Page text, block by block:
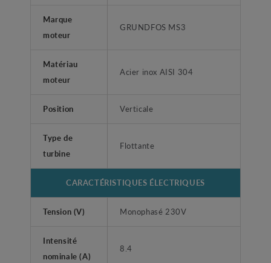
Marque
moteur
GRUNDFOS MS3
Matériau
moteur
Acier inox AISI 304
Position Verticale
Type de
turbine
Flottante
CARACTÉRISTIQUES ÉLECTRIQUES
Tension (V) Monophasé 230V
Intensité
nominale (A)
8.4